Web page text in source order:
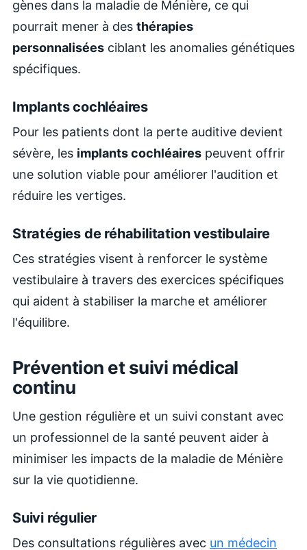
gènes dans la maladie de Ménière, ce qui
pourrait mener à des thérapies
personnalisées ciblant les anomalies génétiques
spécifiques.
Implants cochléaires
Pour les patients dont la perte auditive devient
sévère, les implants cochléaires peuvent offrir
une solution viable pour améliorer l'audition et
réduire les vertiges.
Stratégies de réhabilitation vestibulaire
Ces stratégies visent à renforcer le système
vestibulaire à travers des exercices spécifiques
qui aident à stabiliser la marche et améliorer
l'équilibre.
Prévention et suivi médical
continu
Une gestion régulière et un suivi constant avec
un professionnel de la santé peuvent aider à
minimiser les impacts de la maladie de Ménière
sur la vie quotidienne.
Suivi régulier
Des consultations régulières avec un médecin